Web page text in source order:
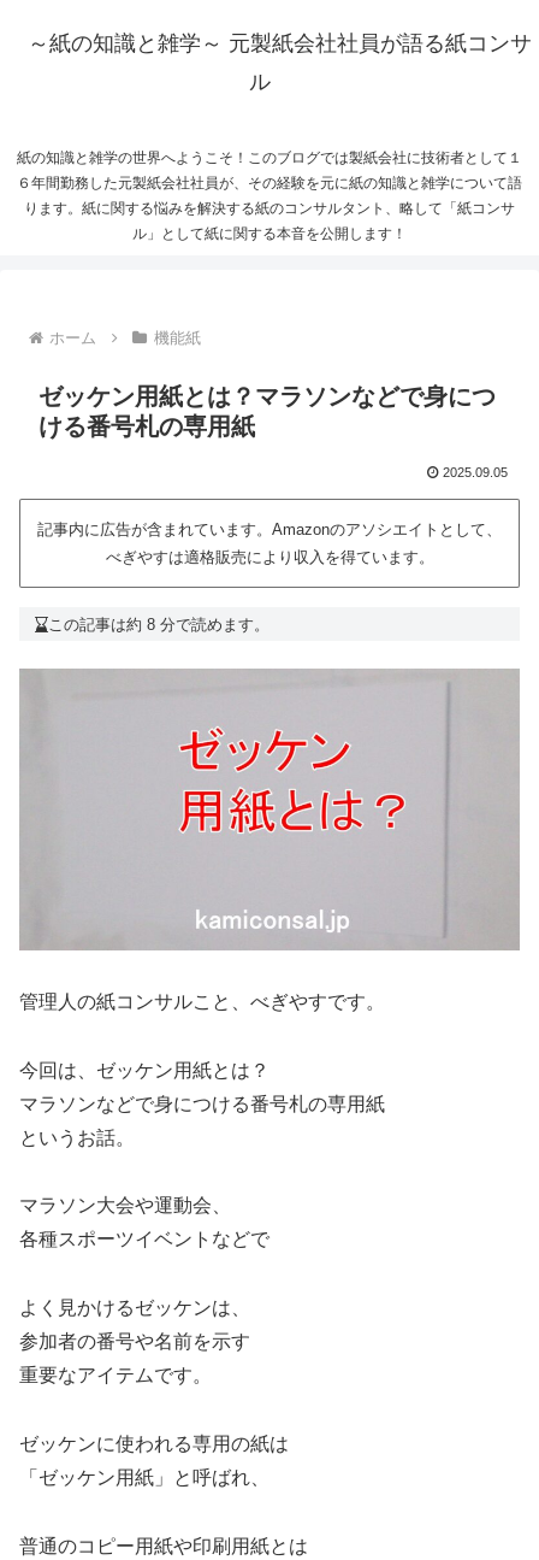
～紙の知識と雑学～ 元製紙会社社員が語る紙コンサ
ル
紙の知識と雑学の世界へようこそ！このブログでは製紙会社に技術者として１
６年間勤務した元製紙会社社員が、その経験を元に紙の知識と雑学について語
ります。紙に関する悩みを解決する紙のコンサルタント、略して「紙コンサ
ル」として紙に関する本音を公開します！
ホーム 機能紙
ゼッケン用紙とは？マラソンなどで身につ
ける番号札の専用紙
2025.09.05
記事内に広告が含まれています。Amazonのアソシエイトとして、
べぎやすは適格販売により収入を得ています。
この記事は約 8 分で読めます。
管理人の紙コンサルこと、べぎやすです。
今回は、ゼッケン用紙とは？
マラソンなどで身につける番号札の専用紙
というお話。
マラソン大会や運動会、
各種スポーツイベントなどで
よく見かけるゼッケンは、
参加者の番号や名前を示す
重要なアイテムです。
ゼッケンに使われる専用の紙は
「ゼッケン用紙」と呼ばれ、
普通のコピー用紙や印刷用紙とは